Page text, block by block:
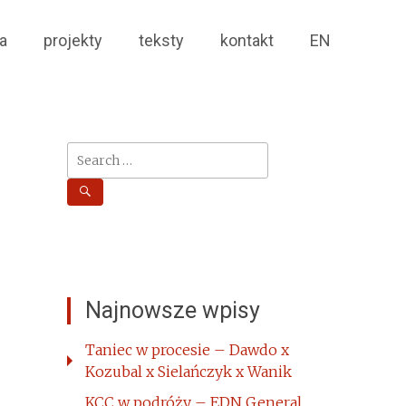
projekty teksty kontakt EN
Search
for:
Najnowsze wpisy
Taniec w procesie – Dawdo x
Kozubal x Sielańczyk x Wanik
KCC w podróży – EDN General